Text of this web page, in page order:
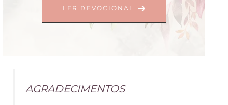
LER DEVOCIONAL
AGRADECIMENTOS